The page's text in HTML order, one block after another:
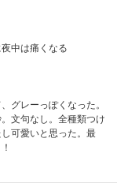
中は痛くなる
グレーっぽくなった。
文句なし。全種類つけ
可愛いと思った。最